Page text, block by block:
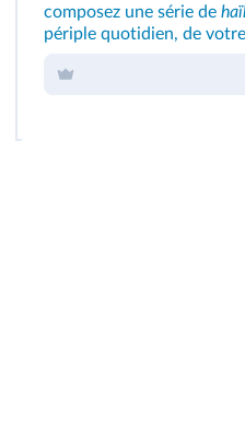
composez une série de
périple quotidien, de